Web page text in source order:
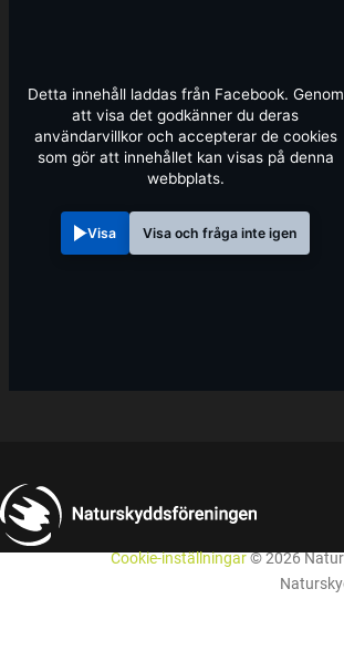
Detta innehåll laddas från Facebook. Genom
att visa det godkänner du deras
användarvillkor och accepterar de cookies
som gör att innehållet kan visas på denna
webbplats.
Visa Visa och fråga inte igen
Cookie-inställningar© 2026